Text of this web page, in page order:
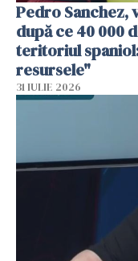
Pedro Sanchez,
după ce 40 000
teritoriul
resursele"
31 IULIE 2026